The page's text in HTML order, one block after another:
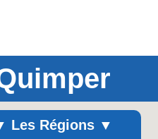
Les Régions ▼